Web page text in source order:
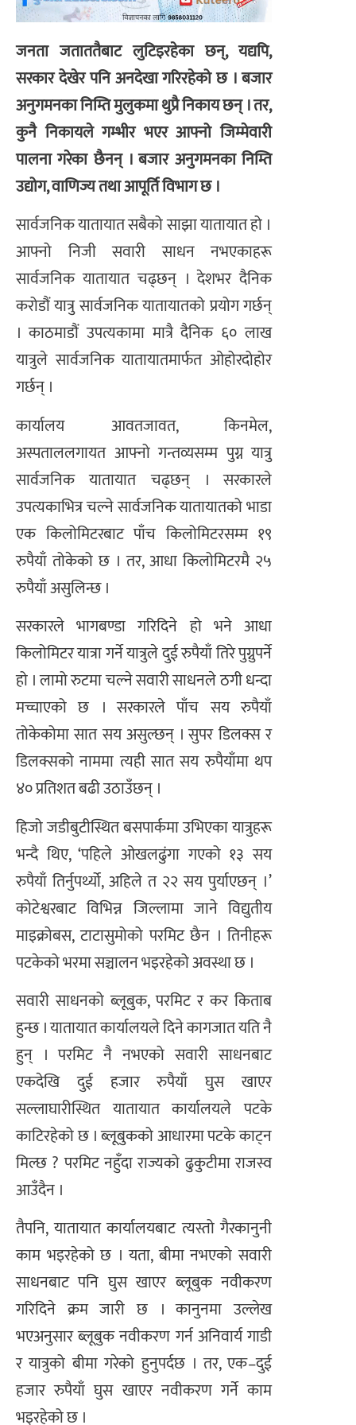
जनता जताततैबाट लुटिइरहेका छन्, यद्यपि,
सरकार देखेर पनि अनदेखा गरिरहेको छ । बजार
अनुगमनका निम्ति मुलुकमा थुप्रै निकाय छन् । तर,
कुनै निकायले गम्भीर भएर आफ्नो जिम्मेवारी
पालना गरेका छैनन् । बजार अनुगमनका निम्ति
उद्योग, वाणिज्य तथा आपूर्ति विभाग छ ।
सार्वजनिक यातायात सबैको साझा यातायात हो ।
आफ्नो निजी सवारी साधन नभएकाहरू
सार्वजनिक यातायात चढ्छन् । देशभर दैनिक
करोडौं यात्रु सार्वजनिक यातायातको प्रयोग गर्छन्
। काठमाडौं उपत्यकामा मात्रै दैनिक ६० लाख
यात्रुले सार्वजनिक यातायातमार्फत ओहोरदोहोर
गर्छन् ।
कार्यालय आवतजावत, किनमेल,
अस्पताललगायत आफ्नो गन्तव्यसम्म पुग्न यात्रु
सार्वजनिक यातायात चढ्छन् । सरकारले
उपत्यकाभित्र चल्ने सार्वजनिक यातायातको भाडा
एक किलोमिटरबाट पाँच किलोमिटरसम्म १९
रुपैयाँ तोकेको छ । तर, आधा किलोमिटरमै २५
रुपैयाँ असुलिन्छ ।
सरकारले भागबण्डा गरिदिने हो भने आधा
किलोमिटर यात्रा गर्ने यात्रुले दुई रुपैयाँ तिरे पुग्नुपर्ने
हो । लामो रुटमा चल्ने सवारी साधनले ठगी धन्दा
मच्चाएको छ । सरकारले पाँच सय रुपैयाँ
तोकेकोमा सात सय असुल्छन् । सुपर डिलक्स र
डिलक्सको नाममा त्यही सात सय रुपैयाँमा थप
४० प्रतिशत बढी उठाउँछन् ।
हिजो जडीबुटीस्थित बसपार्कमा उभिएका यात्रुहरू
भन्दै थिए, ‘पहिले ओखलढुंगा गएको १३ सय
रुपैयाँ तिर्नुपर्थ्यो, अहिले त २२ सय पुर्याएछन् ।’
कोटेश्वरबाट विभिन्न जिल्लामा जाने विद्युतीय
माइक्रोबस, टाटासुमोको परमिट छैन । तिनीहरू
पटकेको भरमा सञ्चालन भइरहेको अवस्था छ ।
सवारी साधनको ब्लूबुक, परमिट र कर किताब
हुन्छ । यातायात कार्यालयले दिने कागजात यति नै
हुन् । परमिट नै नभएको सवारी साधनबाट
एकदेखि दुई हजार रुपैयाँ घुस खाएर
सल्लाघारीस्थित यातायात कार्यालयले पटके
काटिरहेको छ । ब्लूबुकको आधारमा पटके काट्न
मिल्छ ? परमिट नहुँदा राज्यको ढुकुटीमा राजस्व
आउँदैन ।
तैपनि, यातायात कार्यालयबाट त्यस्तो गैरकानुनी
काम भइरहेको छ । यता, बीमा नभएको सवारी
साधनबाट पनि घुस खाएर ब्लूबुक नवीकरण
गरिदिने क्रम जारी छ । कानुनमा उल्लेख
भएअनुसार ब्लूबुक नवीकरण गर्न अनिवार्य गाडी
र यात्रुको बीमा गरेको हुनुपर्दछ । तर, एक–दुई
हजार रुपैयाँ घुस खाएर नवीकरण गर्ने काम
भइरहेको छ ।